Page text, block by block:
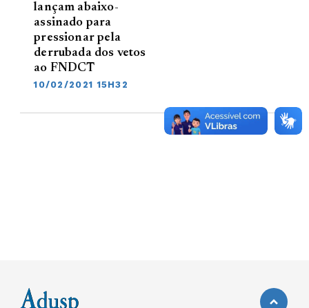
lançam abaixo-
assinado para
pressionar pela
derrubada dos vetos
ao FNDCT
10/02/2021 15H32